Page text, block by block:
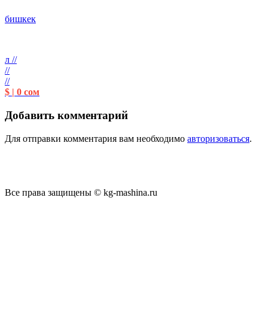
бишкек
л //
//
//
$ | 0 сом
Добавить комментарий
Для отправки комментария вам необходимо авторизоваться.
Все права защищены © kg-mashina.ru